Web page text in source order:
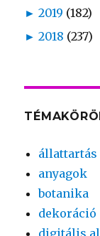
► 2019 (182)
► 2018 (237)
állattartás
anyagok
botanika
dekoráció